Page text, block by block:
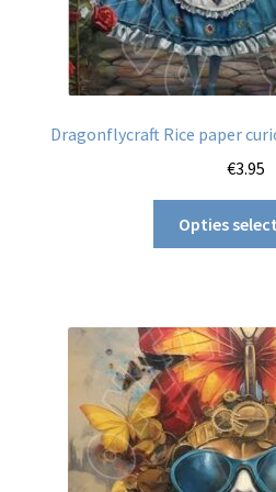
Dragonflycraft Rice paper
€3.95
Opties